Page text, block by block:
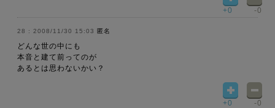
+0 -0
2008/11/30 15:03 匿名
どんな世の中にも
本音と建て前ってのが
あるとは思わないかい？
+0 -0